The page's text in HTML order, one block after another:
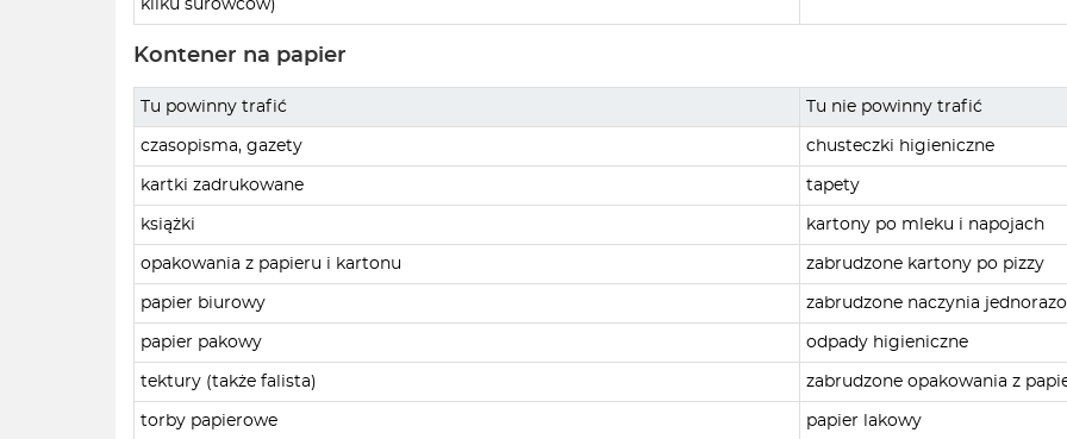
kilku surowców)
Kontener na papier
Tu powinny trafić Tu nie powinny trafić
czasopisma, gazety chusteczki higieniczne
kartki zadrukowane tapety
książki kartony po mleku i napojach
opakowania z papieru i kartonu zabrudzone kartony po pizzy
papier biurowy zabrudzone naczynia
papier pakowy odpady higieniczne
tektury (także falista) zabrudzone opakowania z
torby papierowe papier lakowy